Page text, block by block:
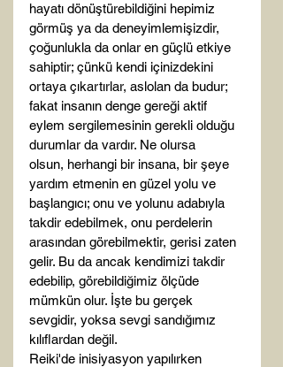
hayatı dönüştürebildiğini hepimiz
görmüş ya da deneyimlemişizdir,
çoğunlukla da onlar en güçlü etkiye
sahiptir; çünkü kendi içinizdekini
ortaya çıkartırlar, aslolan da budur;
fakat insanın denge gereği aktif
eylem sergilemesinin gerekli olduğu
durumlar da vardır. Ne olursa
olsun, herhangi bir insana, bir şeye
yardım etmenin en güzel yolu ve
başlangıcı; onu ve yolunu adabıyla
takdir edebilmek, onu perdelerin
arasından görebilmektir, gerisi zaten
gelir. Bu da ancak kendimizi takdir
edebilip, görebildiğimiz ölçüde
mümkün olur. İşte bu gerçek
sevgidir, yoksa sevgi sandığımız
kılıflardan değil.
Reiki'de inisiyasyon yapılırken